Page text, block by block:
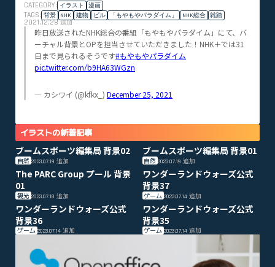
CATEGORY: イラスト 漫画
TAGS: 背景 NHK 建物 ビル 「もやもやパラダイム」 NHK総合 雑踏
2021.12.28追加
昨日放送されたNHK総合の番組「もやもやパラダイム」にて、バ
ーチャル背景とOPを担当させていただきました！NHK＋では31
日まで見られるそうです#もやもやパラダイム
pic.twitter.com/b9HA63WGzn
— カシワイ (@kfkx_) December 25, 2021
イラストの新着記事
ブームスポーツ編集局 背景02
自然 2023.07.19 追加
ブームスポーツ編集局 背景01
自然 2023.07.19追加
The PARC Group プール 背景
01
観光 2023.07.18 追加
ワンダーランドウォーズ公式
背景37
ゲーム 2023.07.14追加
ワンダーランドウォーズ公式
背景36
ゲーム 2023.07.14 追加
ワンダーランドウォーズ公式
背景35
ゲーム 2023.07.14追加